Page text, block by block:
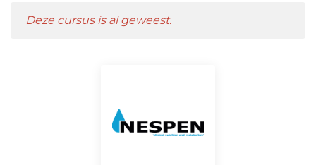
Deze cursus is al geweest.